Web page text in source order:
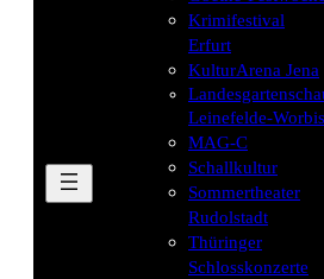
Krimifestival
Erfurt
KulturArena Jena
Leinefelde-Worbis
MAG-C
Schallkultur
Sommertheater
Rudolstadt
Thüringer
Schlosskonzerte